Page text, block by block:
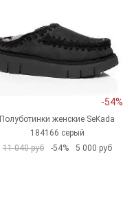
-54%
Полуботинки женские SeKada
184166 серый
11 040 руб
-54% 5 000 руб